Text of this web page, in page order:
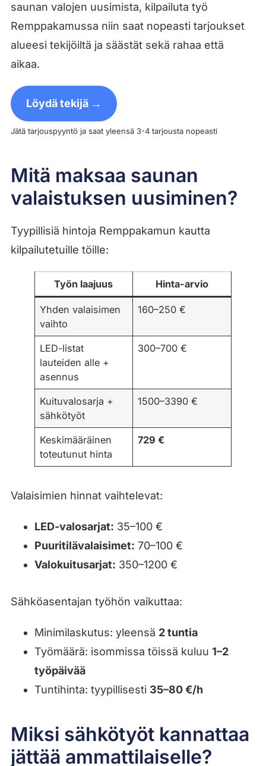
saunan valojen uusimista, kilpailuta työ
Remppakamussa niin saat nopeasti tarjoukset
alueesi tekijöiltä ja säästät sekä rahaa että
aikaa.
Löydä tekijä →
Jätä tarjouspyyntö ja saat yleensä 3-4 tarjousta nopeasti
Mitä maksaa saunan
valaistuksen uusiminen?
Tyypillisiä hintoja Remppakamun kautta
kilpailutetuille töille:
Työn laajuus Hinta-arvio
Yhden valaisimen
vaihto
160–250 €
LED-listat
lauteiden alle +
asennus
300–700 €
Kuituvalosarja +
sähkötyöt
1500–3390 €
Keskimääräinen
toteutunut hinta
729 €
Valaisimien hinnat vaihtelevat:
LED-valosarjat: 35–100 €
Puuritilävalaisimet: 70–100 €
Valokuitusarjat: 350–1200 €
Sähköasentajan työhön vaikuttaa:
Minimilaskutus: yleensä 2 tuntia
Työmäärä: isommissa töissä kuluu 1–2
työpäivää
Tuntihinta: tyypillisesti 35–80 €/h
Miksi sähkötyöt kannattaa
jättää ammattilaiselle?